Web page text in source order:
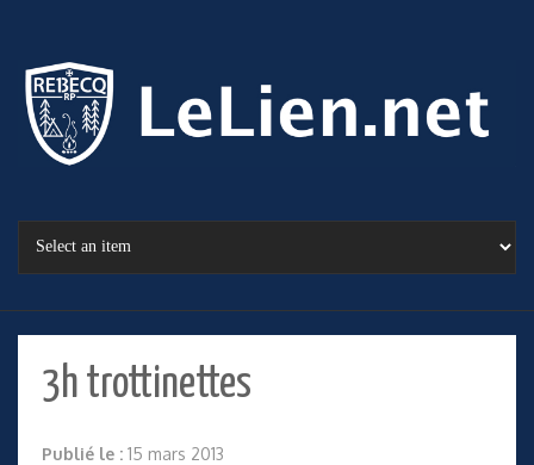
3h trottinettes
Publié le : 15 mars 2013